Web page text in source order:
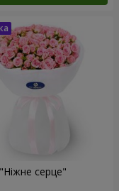
серце"